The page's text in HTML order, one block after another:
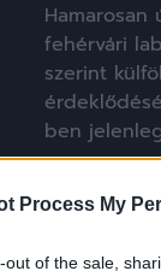
Process My
out of the sale,
fehérvári
szerint
ben